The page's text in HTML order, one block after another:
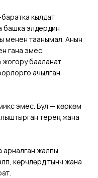
кылдат
башка элдердин
менен таанымал. Анын
гана эмес,
бааланат.
ачылган
эмес. Бул — көркөм
терең жана
арналган жалпы
көрүүчүлөрдү тынч жана